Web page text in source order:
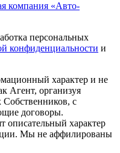
компания «Авто-
персональных
конфиденциальности и
характер и не
Агент, организуя
Собственников, с
договоры.
описательный характер
Мы не аффилированы